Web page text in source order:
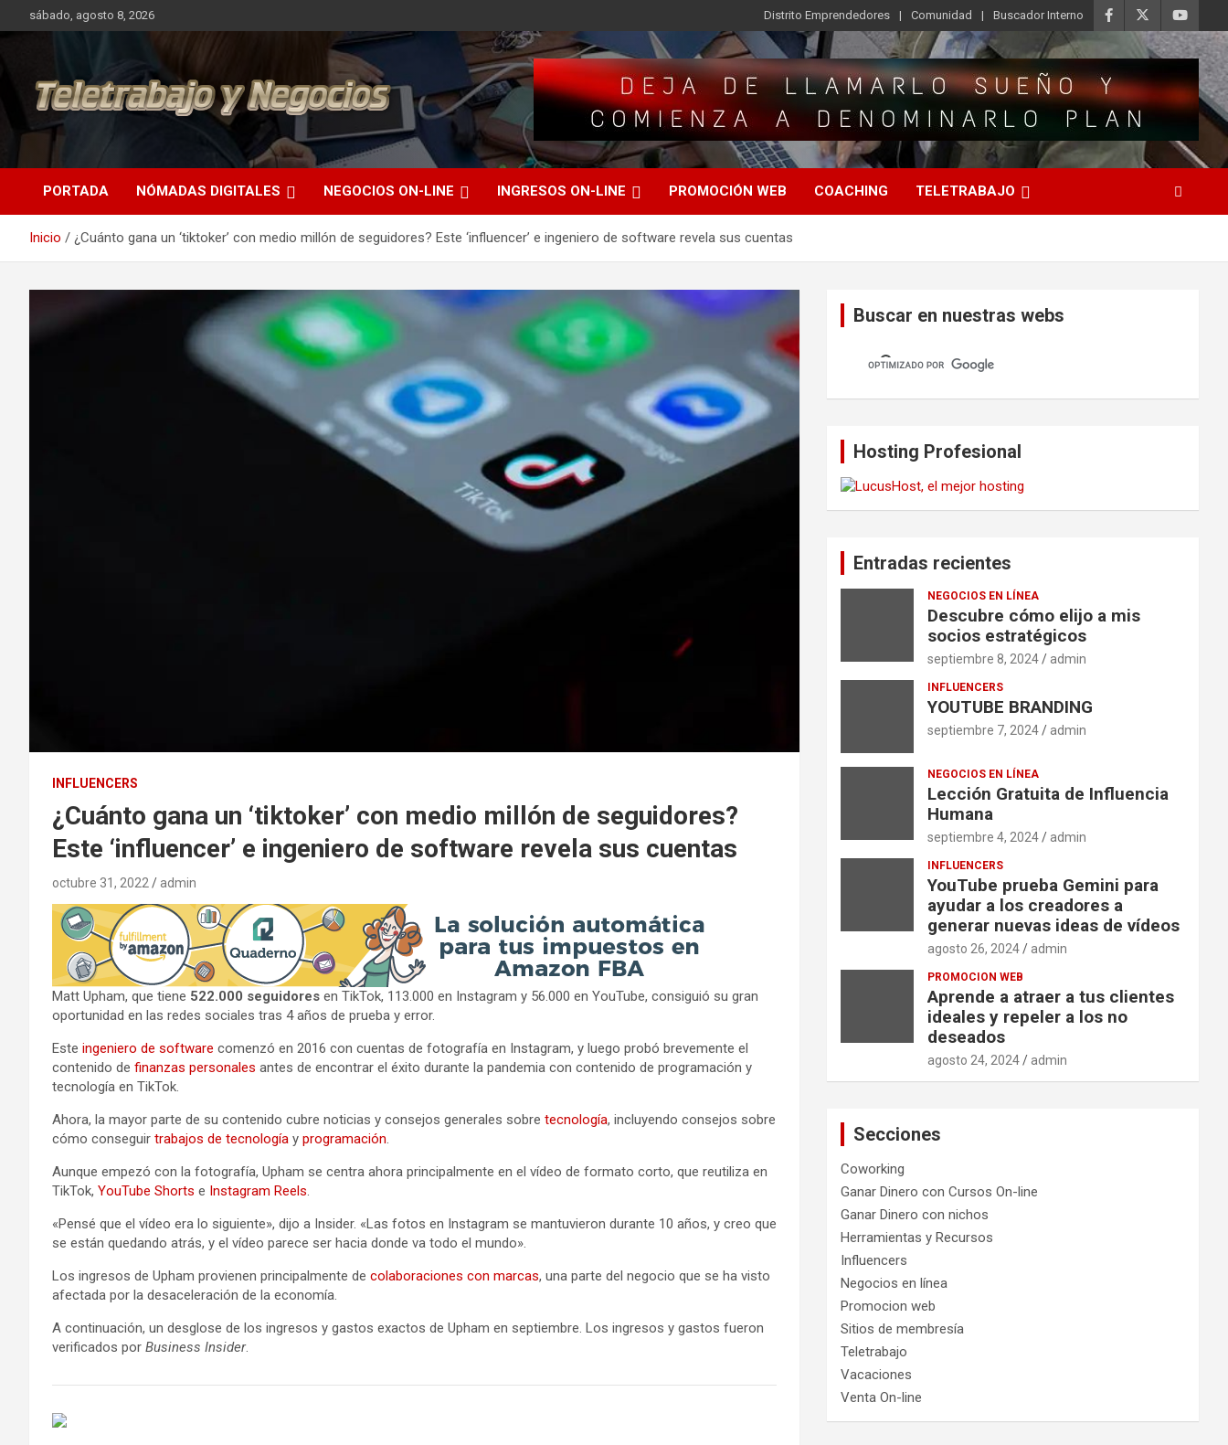
al
sábado, agosto 8, 2026 Distrito Emprendedores Comunidad Buscador Interno
Teletrabajo y Negocios
Una iniciativa de Jose Manuel Fuentes Prieto
PORTADA NÓMADAS DIGITALES NEGOCIOS ON-LINE INGRESOS ON-LINE PROMOCIÓN WEB COACHING TELETRABAJO
Inicio ¿Cuánto gana un ‘tiktoker’ con medio millón de seguidores? Este ‘influencer’ e ingeniero de software revela sus cuentas
INFLUENCERS
¿Cuánto gana un ‘tiktoker’ con medio millón de seguidores?
Este ‘influencer’ e ingeniero de software revela sus cuentas
octubre 31, 2022 admin
Matt Upham, que tiene 522.000 seguidores en TikTok, 113.000 en Instagram y 56.000 en YouTube, consiguió su gran
oportunidad en las redes sociales tras 4 años de prueba y error.
Este ingeniero de software comenzó en 2016 con cuentas de fotografía en Instagram, y luego probó brevemente el
contenido de finanzas personales antes de encontrar el éxito durante la pandemia con contenido de programación y
tecnología en TikTok.
Ahora, la mayor parte de su contenido cubre noticias y consejos generales sobre tecnología, incluyendo consejos sobre
cómo conseguir trabajos de tecnología y programación.
Aunque empezó con la fotografía, Upham se centra ahora principalmente en el vídeo de formato corto, que reutiliza en
TikTok, YouTube Shorts e Instagram Reels.
«Pensé que el vídeo era lo siguiente», dijo a Insider. «Las fotos en Instagram se mantuvieron durante 10 años, y creo que
se están quedando atrás, y el vídeo parece ser hacia donde va todo el mundo».
Los ingresos de Upham provienen principalmente de colaboraciones con marcas, una parte del negocio que se ha visto
afectada por la desaceleración de la economía.
A continuación, un desglose de los ingresos y gastos exactos de Upham en septiembre. Los ingresos y gastos fueron
verificados por Business Insider.
Buscar en nuestras webs
Hosting Profesional
Entradas recientes
NEGOCIOS EN LÍNEA
Descubre cómo elijo a mis
socios estratégicos
septiembre 8, 2024 admin
INFLUENCERS
YOUTUBE BRANDING
septiembre 7, 2024 admin
NEGOCIOS EN LÍNEA
Lección Gratuita de Influencia
Humana
septiembre 4, 2024 admin
INFLUENCERS
YouTube prueba Gemini para
ayudar a los creadores a
generar nuevas ideas de vídeos
agosto 26, 2024 admin
PROMOCION WEB
Aprende a atraer a tus clientes
ideales y repeler a los no
deseados
agosto 24, 2024 admin
Secciones
Coworking
Ganar Dinero con Cursos On-line
Ganar Dinero con nichos
Herramientas y Recursos
Influencers
Negocios en línea
Promocion web
Sitios de membresía
Teletrabajo
Vacaciones
Venta On-line